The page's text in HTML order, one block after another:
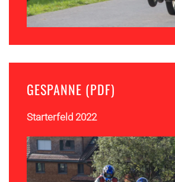
GESPANNE (PDF)
Starterfeld 2022